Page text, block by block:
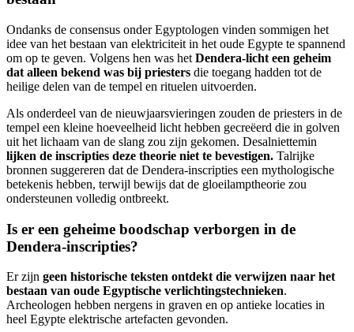
Ondanks de consensus onder Egyptologen vinden sommigen het
idee van het bestaan van elektriciteit in het oude Egypte te spannend
om op te geven. Volgens hen was het Dendera-licht een geheim
dat alleen bekend was bij priesters die toegang hadden tot de
heilige delen van de tempel en rituelen uitvoerden.
Als onderdeel van de nieuwjaarsvieringen zouden de priesters in de
tempel een kleine hoeveelheid licht hebben gecreëerd die in golven
uit het lichaam van de slang zou zijn gekomen. Desalniettemin
lijken de inscripties deze theorie niet te bevestigen. Talrijke
bronnen suggereren dat de Dendera-inscripties een mythologische
betekenis hebben, terwijl bewijs dat de gloeilamptheorie zou
ondersteunen volledig ontbreekt.
Is er een geheime boodschap verborgen in de
Dendera-inscripties?
Er zijn geen historische teksten ontdekt die verwijzen naar het
bestaan van oude Egyptische verlichtingstechnieken.
Archeologen hebben nergens in graven en op antieke locaties in
heel Egypte elektrische artefacten gevonden.